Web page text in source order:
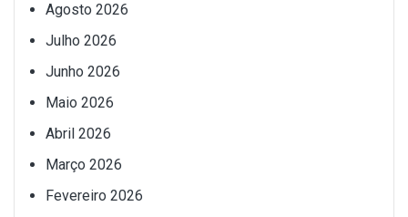
Agosto 2026
Julho 2026
Junho 2026
Maio 2026
Abril 2026
Março 2026
Fevereiro 2026